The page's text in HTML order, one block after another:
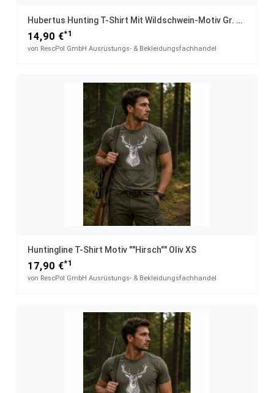
Hubertus Hunting T-Shirt Mit Wildschwein-Motiv Gr. 5XL
14,90 €*1
von RescPol GmbH Ausrüstungs- & Bekleidungsfachhandel
Huntingline T-Shirt Motiv ""Hirsch"" Oliv XS
17,90 €*1
von RescPol GmbH Ausrüstungs- & Bekleidungsfachhandel